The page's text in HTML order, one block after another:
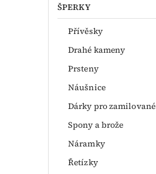
ŠPERKY
Přívěsky
Drahé kameny
Prsteny
Náušnice
Dárky pro zamilované
Spony a brože
Náramky
Řetízky